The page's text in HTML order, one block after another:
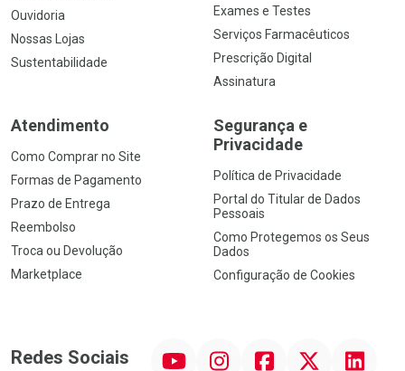
Ouvidoria
Nossas Lojas
Sustentabilidade
Exames e Testes
Serviços Farmacêuticos
Prescrição Digital
Assinatura
Atendimento
Como Comprar no Site
Formas de Pagamento
Prazo de Entrega
Reembolso
Troca ou Devolução
Marketplace
Segurança e
Privacidade
Política de Privacidade
Portal do Titular de Dados
Pessoais
Como Protegemos os Seus
Dados
Configuração de Cookies
Redes Sociais InstagramFacebookTwitter Linkedin